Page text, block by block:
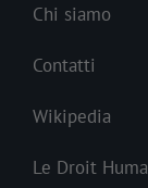
Chi siamo
Contatti
Wikipedia
Le Droit